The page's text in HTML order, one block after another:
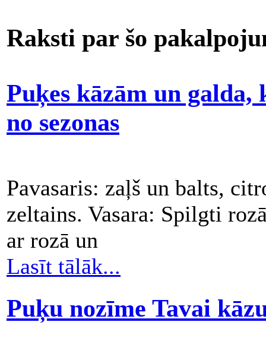
Raksti par šo
Puķes kāzām un
no sezonas
Pavasaris: zaļš un balts,
zeltains. Vasara: Spilgti
ar rozā un
Lasīt tālāk...
Puķu nozīme Tavai